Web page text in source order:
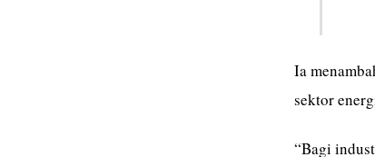
Ia
sektor
“Bagi